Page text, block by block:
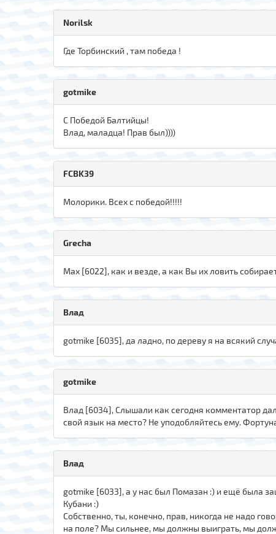
Norilsk
Где Торбинский , там победа !
gotmike
С Победой Балтийцы!
Влад, маладца! Прав был))))
FCBK39
Молорики. Всех с победой!!!!!
Grecha
Max [6022], как и везде, а как Вы их ловить
Влад
gotmike [6035], да ладно, по дереву я на всякий
gotmike
Влад [6034], Слышали как сегодня комментатор
свой язык на место? Не уподобляйтесь ему.
Влад
gotmike [6033], а у нас был Помазан :) и ещё была
Кубани :)
Собственно, ты, конечно, прав, никогда не надо
на поле? Мы сильнее, мы должны выиграть, мы